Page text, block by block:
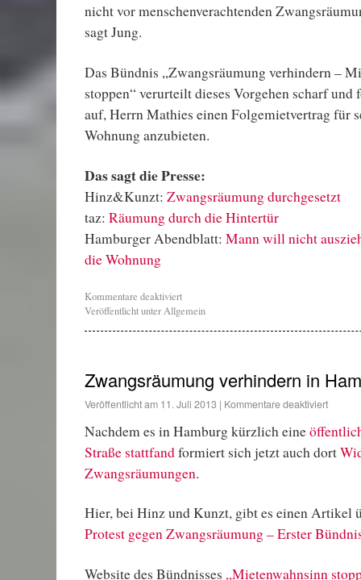
nicht vor menschenverachtenden
sagt Jung.
Das Bündnis „Zwangsräumung verhindern –
stoppen“ verurteilt dieses Vorgehen scharf
auf, Herrn Mathies einen Folgemietvertrag für
Wohnung anzubieten.
Das sagt die Presse:
Hinz&Kunzt: Zwangsräumung durchgesetzt
taz: Räumung durch die Hintertür
Hamburger Abendblatt: Mann will nicht
die Wohnung
Kommentare deaktiviert
Veröffentlicht unterAllgemein
Zwangsräumung verhindern in
Veröffentlicht am 11. Juli 2013 | Kommentare deaktiviert
Nachdem es in Hamburg kürzlich eine
Straße stattfandformiert sich jetzt auch dort
Zwangsräumungen.
Hier, bei Hinz und Kunzt, gibt es einen Artikel
Protest gegen Zwangsräumung – Erster
Website des Bündnisses „Mietenwahnsinn